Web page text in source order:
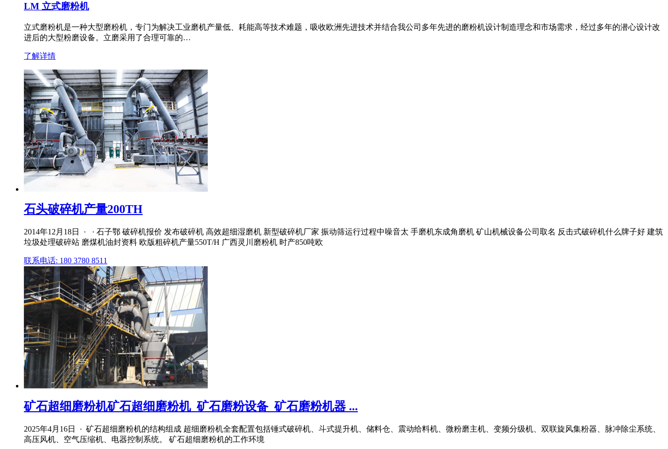
LM 立式磨粉机
立式磨粉机是一种大型磨粉机，专门为解决工业磨机产量低、耗能高等技术难题，吸收欧洲先进技术并结合我公司多年先进的磨粉机设计制造理念和市场需求，经过多年的潜心设计改
进后的大型粉磨设备。立磨采用了合理可靠的…
了解详情
石头破碎机产量200TH
2014年12月18日 · · 石子鄂 破碎机报价 发布破碎机 高效超细湿磨机 新型破碎机厂家 振动筛运行过程中噪音太 手磨机东成角磨机 矿山机械设备公司取名 反击式破碎机什么牌子好 建筑
垃圾处理破碎站 磨煤机油封资料 欧版粗碎机产量550T/H 广西灵川磨粉机 时产850吨欧
联系电话: 180 3780 8511
矿石超细磨粉机矿石超细磨粉机_矿石磨粉设备_矿石磨粉机器 ...
2025年4月16日 · 矿石超细磨粉机的结构组成 超细磨粉机全套配置包括锤式破碎机、斗式提升机、储料仓、震动给料机、微粉磨主机、变频分级机、双联旋风集粉器、脉冲除尘系统、
高压风机、空气压缩机、电器控制系统。 矿石超细磨粉机的工作环境